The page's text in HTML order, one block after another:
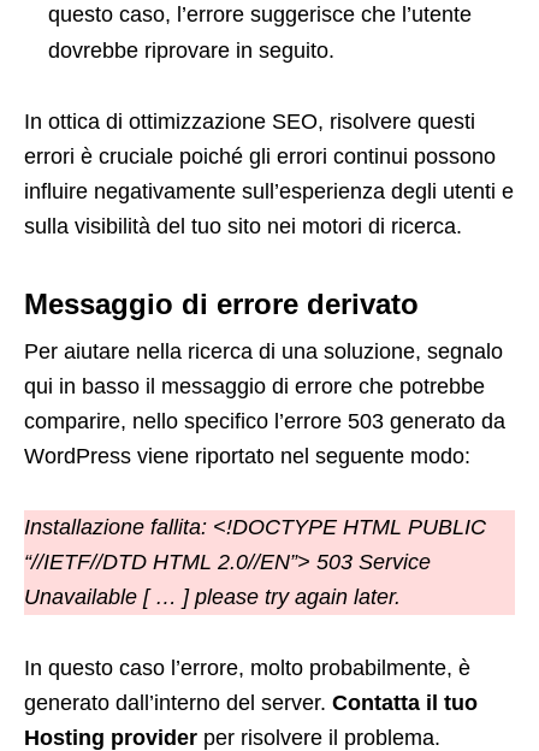
questo caso, l’errore suggerisce che l’utente
dovrebbe riprovare in seguito.
In ottica di ottimizzazione SEO, risolvere questi
errori è cruciale poiché gli errori continui possono
influire negativamente sull’esperienza degli utenti e
sulla visibilità del tuo sito nei motori di ricerca.
Messaggio di errore derivato
Per aiutare nella ricerca di una soluzione, segnalo
qui in basso il messaggio di errore che potrebbe
comparire, nello specifico l’errore 503 generato da
WordPress viene riportato nel seguente modo:
Installazione fallita: <!DOCTYPE HTML PUBLIC
“//IETF//DTD HTML 2.0//EN”> 503 Service
Unavailable [ … ] please try again later.
In questo caso l’errore, molto probabilmente, è
generato dall’interno del server. Contatta il tuo
Hosting provider per risolvere il problema.